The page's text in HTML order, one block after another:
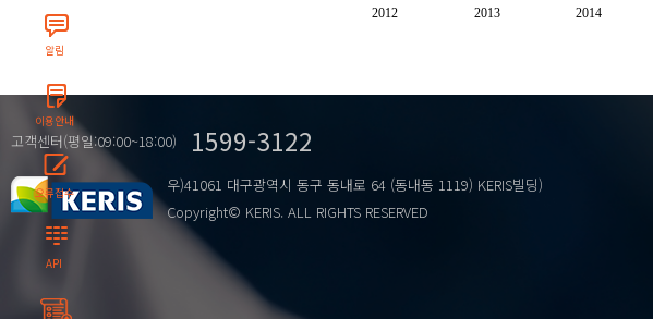
알림
이용안내
오류접수
API
2012 2013 2014
고객센터(평일:09:00~18:00) 1599-3122
우)41061 대구광역시 동구 동내로 64 (동내동 1119) KERIS빌딩)
Copyright© KERIS. ALL RIGHTS RESERVED